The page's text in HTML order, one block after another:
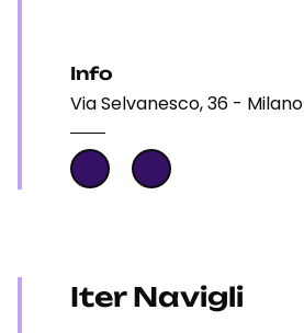
Info
Via Selvanesco, 36 - Milano
Iter Navigli